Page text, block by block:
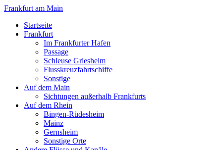
Frankfurt am Main
Startseite
Frankfurt
Im Frankfurter Hafen
Passage
Schleuse Griesheim
Flusskreuzfahrtschiffe
Sonstige
Auf dem Main
Sichtungen außerhalb Frankfurts
Auf dem Rhein
Bingen-Rüdesheim
Mainz
Gernsheim
Sonstige Orte